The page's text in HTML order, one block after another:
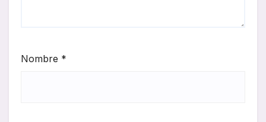
Nombre *